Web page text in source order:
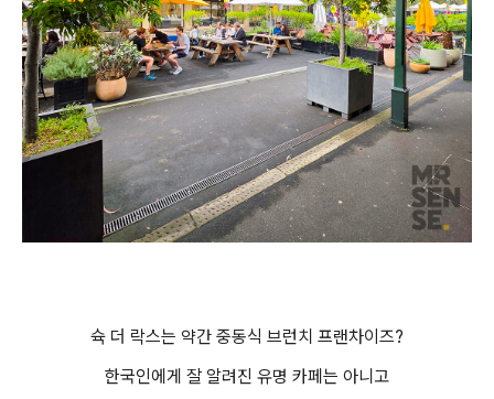
슉 더 락스는 약간 중동식 브런치 프랜차이즈?
한국인에게 잘 알려진 유명 카페는 아니고